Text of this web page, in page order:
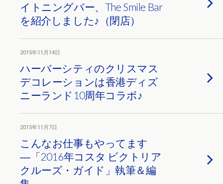
イトニングバー、The Smile Bar
を紹介しました♪（閉店）
2015年11月14日
ハーバーシティのクリスマス
デコレーションは香港ディズ
ニーランド10周年コラボ♪
2015年11月7日
こんなお仕事もやってます
―「2016年コスタ ビクトリア
クルーズ・ガイド」執筆＆編